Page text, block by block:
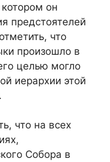
он
предстоятелей
что
произошло в
целью могло
иерархии этой
что на всех
Собора в